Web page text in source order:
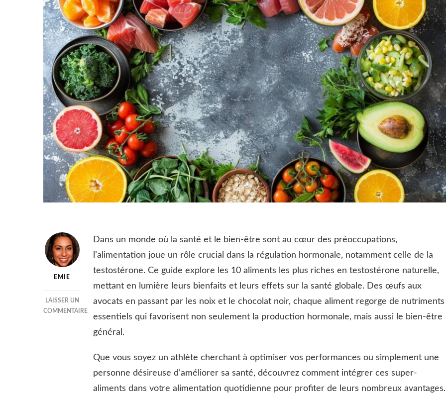
EMIE
LAISSER UN
COMMENTAIRE
Dans un monde où la santé et le bien-être sont au cœur des préoccupations,
l’alimentation joue un rôle crucial dans la régulation hormonale, notamment celle de la
testostérone. Ce guide explore les 10 aliments les plus riches en testostérone naturelle,
mettant en lumière leurs bienfaits et leurs effets sur la santé globale. Des œufs aux
avocats en passant par les noix et le chocolat noir, chaque aliment regorge de nutriments
essentiels qui favorisent non seulement la production hormonale, mais aussi le bien-être
général.
Que vous soyez un athlète cherchant à optimiser vos performances ou simplement une
personne désireuse d’améliorer sa santé, découvrez comment intégrer ces super-
aliments dans votre alimentation quotidienne pour profiter de leurs nombreux avantages.